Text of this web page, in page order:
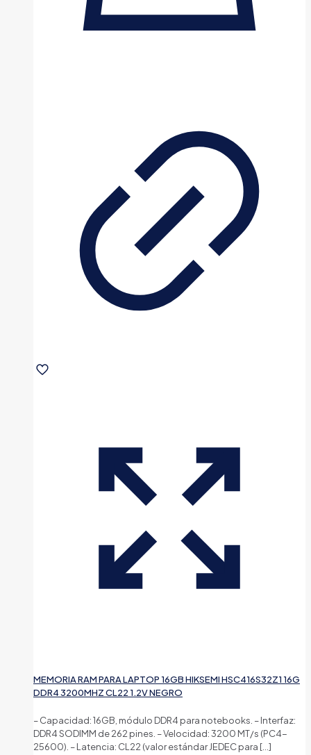
MEMORIA RAM PARA LAPTOP 16GB HIKSEMI HSC416S32Z1 16G
DDR4 3200MHZ CL22 1.2V NEGRO
– Capacidad: 16GB, módulo DDR4 para notebooks. – Interfaz:
DDR4 SODIMM de 262 pines. – Velocidad: 3200 MT/s (PC4-
25600). – Latencia: CL22 (valor estándar JEDEC para […]